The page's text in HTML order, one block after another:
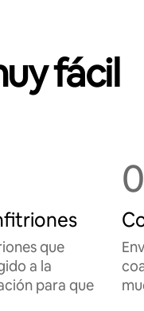
fácil
que
a la
para que